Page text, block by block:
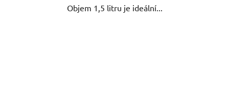
Objem 1,5 litru je ideální...